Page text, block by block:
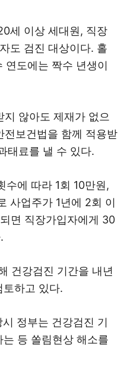
세 이상 세대원, 직장
도 검진 대상이다. 홀
연도에는 짝수 년생이
않아도 제재가 없으
전보건법을 함께 적용받
태료를 낼 수 있다.
수에 따라 1회 10만원,
사업주가 1년에 2회 이
면 직장가입자에게 30
건강검진 기간을 내년
하고 있다.
정부는 건강검진 기
등 쏠림현상 해소를